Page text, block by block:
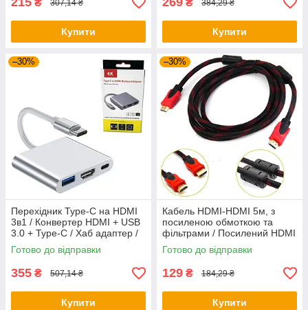
₴ 307,14 ₴
Купити
₴ 384,29 ₴
Купити
–30%
Перехідник Type-C на HDMI
3в1 / Конвертер HDMI + USB
3.0 + Type-C / Хаб адаптер /
Хаб концентратор
Готово до відправки
355 ₴ 507,14 ₴
Купити
–30%
Кабель HDMI-HDMI 5м, з
посиленою обмоткою та
фільтрами / Посилений HDMI
шнур / Високошвидкісний
кабель
Готово до відправки
129 ₴ 184,29 ₴
Купити